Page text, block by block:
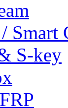
Smart
S-key